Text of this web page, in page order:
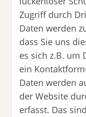
Zugriff durch
Daten werden
dass Sie uns
es sich z.B. um
ein
Daten werden
der Website
erfasst. Das